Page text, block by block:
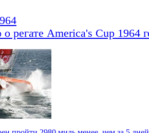
регате America's Cup 1964